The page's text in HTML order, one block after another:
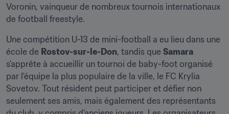
Voronin, vainqueur de nombreux tournois internationaux
de football freestyle.
Une compétition U-13 de mini-football a eu lieu dans une
école de Rostov-sur-le-Don, tandis que Samara
s'apprête à accueillir un tournoi de baby-foot organisé
par l'équipe la plus populaire de la ville, le FC Krylia
Sovetov. Tout résident peut participer et défier non
seulement ses amis, mais également des représentants